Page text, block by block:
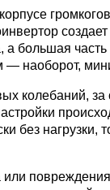
большая часть
— наоборот,
колебаний, за
без нагрузки,
повреждения